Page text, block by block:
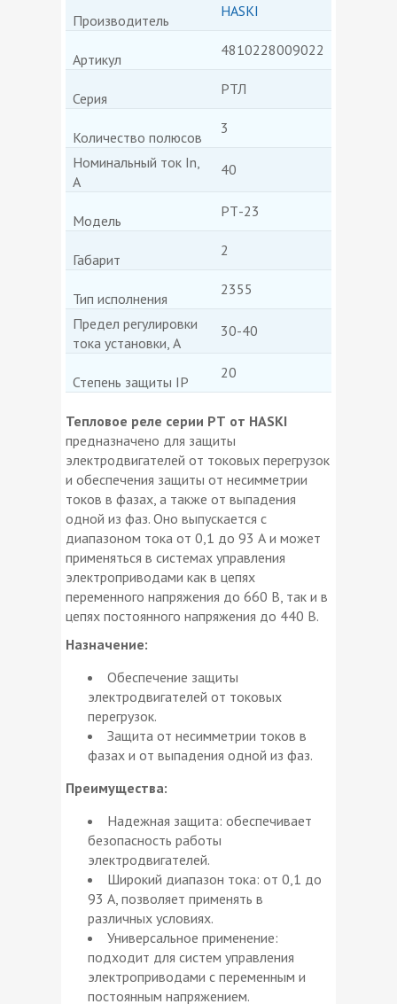
Производитель
HASKI
Артикул
4810228009022
Серия
РТЛ
Количество полюсов
3
Номинальный ток In,
А
40
Модель
РТ-23
Габарит
2
Тип исполнения
2355
Предел регулировки
тока установки, А
30-40
Степень защиты IP
20
Тепловое реле серии РТ от HASKI
предназначено для защиты
электродвигателей от токовых перегрузок
и обеспечения защиты от несимметрии
токов в фазах, а также от выпадения
одной из фаз. Оно выпускается с
диапазоном тока от 0,1 до 93 А и может
применяться в системах управления
электроприводами как в цепях
переменного напряжения до 660 В, так и в
цепях постоянного напряжения до 440 В.
Назначение:
Обеспечение защиты
электродвигателей от токовых
перегрузок.
Защита от несимметрии токов в
фазах и от выпадения одной из фаз.
Преимущества:
Надежная защита: обеспечивает
безопасность работы
электродвигателей.
Широкий диапазон тока: от 0,1 до
93 А, позволяет применять в
различных условиях.
Универсальное применение:
подходит для систем управления
электроприводами с переменным и
постоянным напряжением.